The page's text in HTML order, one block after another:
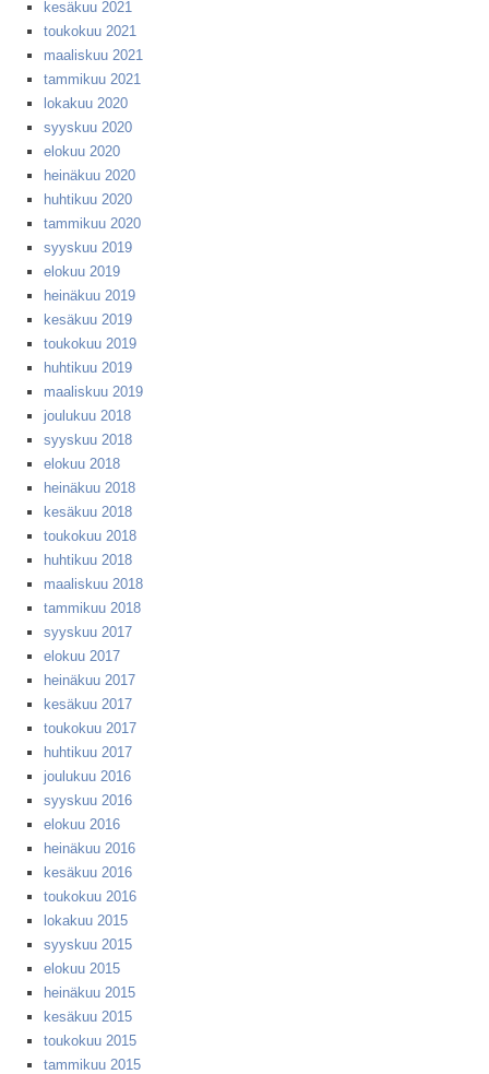
kesäkuu 2021
toukokuu 2021
maaliskuu 2021
tammikuu 2021
lokakuu 2020
syyskuu 2020
elokuu 2020
heinäkuu 2020
huhtikuu 2020
tammikuu 2020
syyskuu 2019
elokuu 2019
heinäkuu 2019
kesäkuu 2019
toukokuu 2019
huhtikuu 2019
maaliskuu 2019
joulukuu 2018
syyskuu 2018
elokuu 2018
heinäkuu 2018
kesäkuu 2018
toukokuu 2018
huhtikuu 2018
maaliskuu 2018
tammikuu 2018
syyskuu 2017
elokuu 2017
heinäkuu 2017
kesäkuu 2017
toukokuu 2017
huhtikuu 2017
joulukuu 2016
syyskuu 2016
elokuu 2016
heinäkuu 2016
kesäkuu 2016
toukokuu 2016
lokakuu 2015
syyskuu 2015
elokuu 2015
heinäkuu 2015
kesäkuu 2015
toukokuu 2015
tammikuu 2015